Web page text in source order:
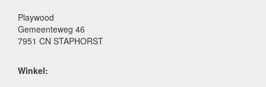
Playwood
Gemeenteweg 46
7951 CN STAPHORST
Winkel: